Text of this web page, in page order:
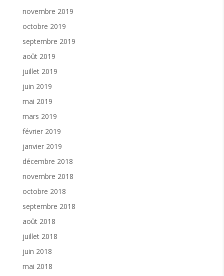
novembre 2019
octobre 2019
septembre 2019
août 2019
juillet 2019
juin 2019
mai 2019
mars 2019
février 2019
janvier 2019
décembre 2018
novembre 2018
octobre 2018
septembre 2018
août 2018
juillet 2018
juin 2018
mai 2018